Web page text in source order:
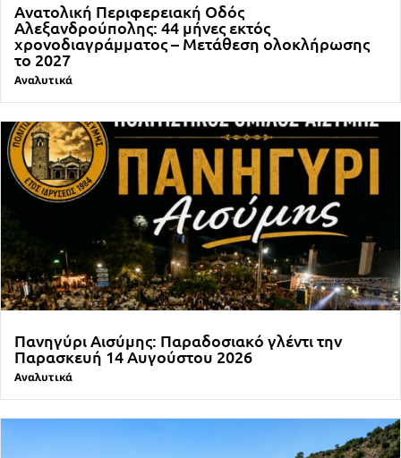
Ανατολική Περιφερειακή Οδός
Αλεξανδρούπολης: 44 μήνες εκτός
χρονοδιαγράμματος – Μετάθεση ολοκλήρωσης
το 2027
Αναλυτικά
Πανηγύρι Αισύμης: Παραδοσιακό γλέντι την
Παρασκευή 14 Αυγούστου 2026
Αναλυτικά